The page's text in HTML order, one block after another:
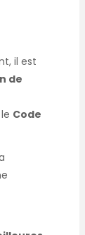
il est
de
Code